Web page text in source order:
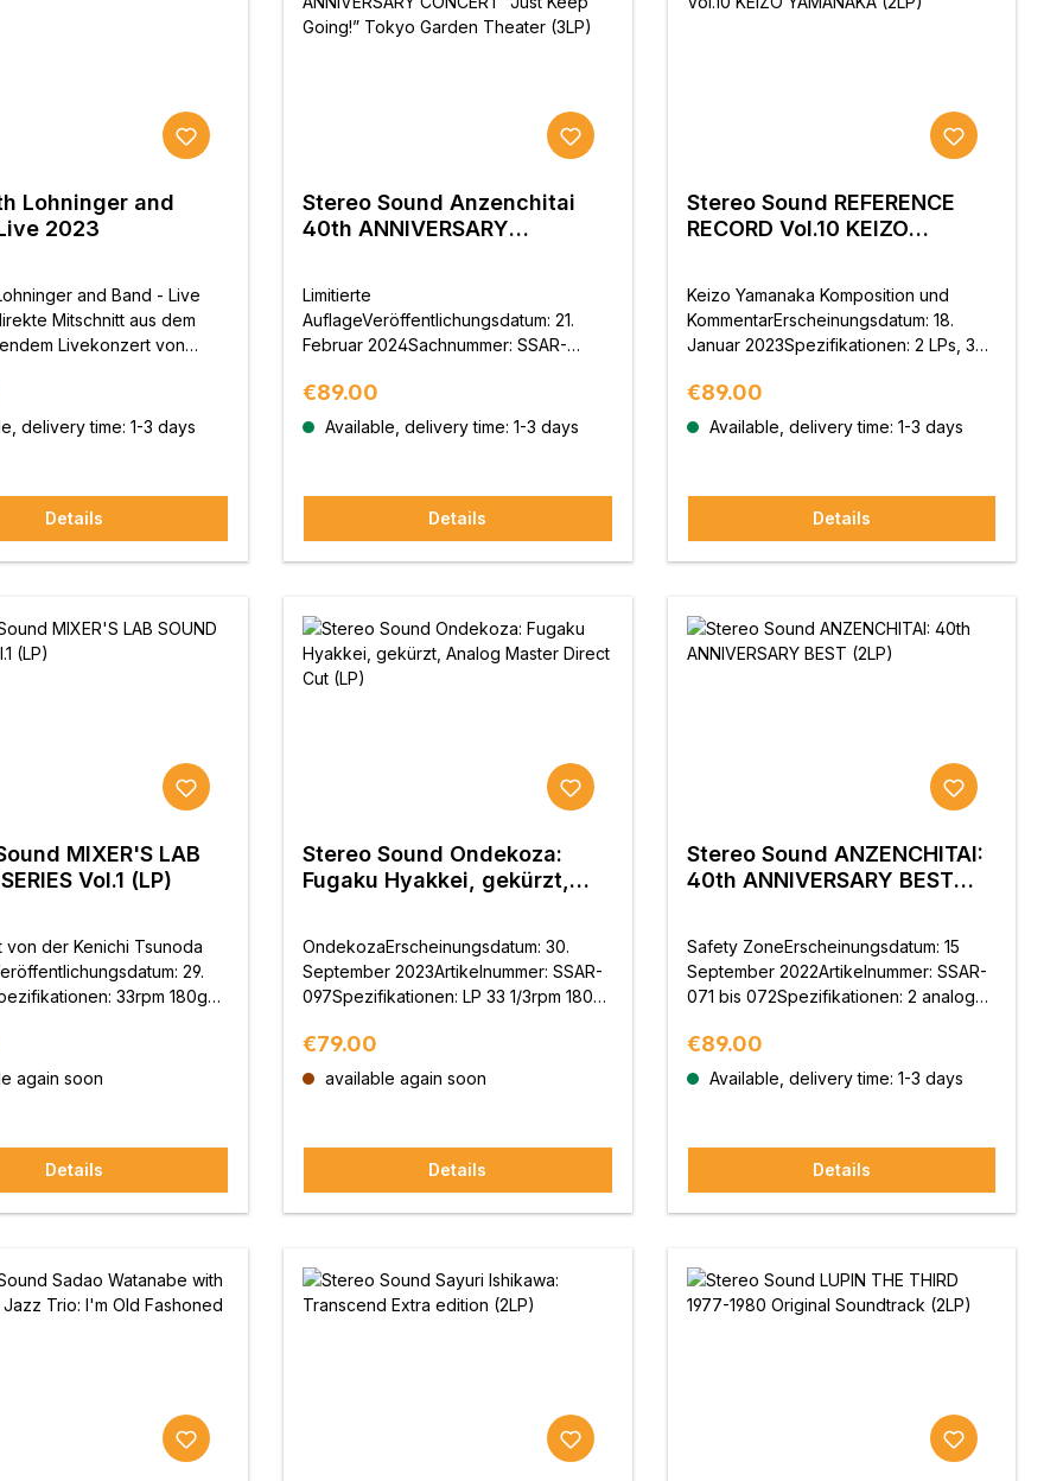
Lohninger and
2023
and Band - Live
Mitschnitt aus dem
Livekonzert von
2023.
delivery time: 1-3 days
Details
Stereo Sound Anzenchitai
40th ANNIVERSARY
Limitierte
AuflageVeröffentlichungsdatum: 21.
Februar 2024Sachnummer: SSAR-
1/3rpm 180g schweres Vinyl.Dreifaltiger
Schutzumschlag, 8-seitige farbige
Regular price:
€89.00
Available, delivery time: 1-3 days
Details
Stereo Sound REFERENCE
RECORD Vol.10 KEIZO
Keizo Yamanaka Komposition und
KommentarErscheinungsdatum: 18.
Januar 2023Spezifikationen: 2 LPs, 33
AuflagePlanung und Vertrieb: Stereo
Sound Inc.Produktion und
Regular price:
€89.00
Available, delivery time: 1-3 days
Details
MIXER'S LAB
Vol.1 (LP)
von der Kenichi Tsunoda
29.
33rpm 180g
der Big
again soon
Details
Stereo Sound Ondekoza:
Fugaku Hyakkei, gekürzt,
OndekozaErscheinungsdatum: 30.
September 2023Artikelnummer: SSAR-
097Spezifikationen: LP 33 1/3rpm 180g
ProduktionProduktion und
Veröffentlichung: JVC Kenwood Victor
Regular price:
€79.00
available again soon
Details
Stereo Sound ANZENCHITAI:
40th ANNIVERSARY BEST
Safety ZoneErscheinungsdatum: 15
September 2022Artikelnummer: SSAR-
071 bis 072Spezifikationen: 2 analoge
schweres Vinyl.Limitierte
ProduktionPlanung und Vertrieb:
Regular price:
€89.00
Available, delivery time: 1-3 days
Details